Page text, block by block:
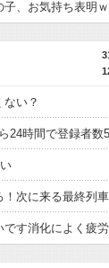
い？